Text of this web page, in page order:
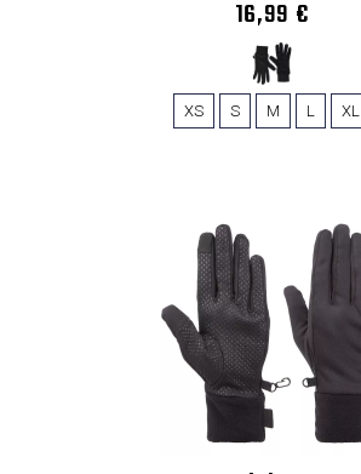
16,99 €
XS S M L XL